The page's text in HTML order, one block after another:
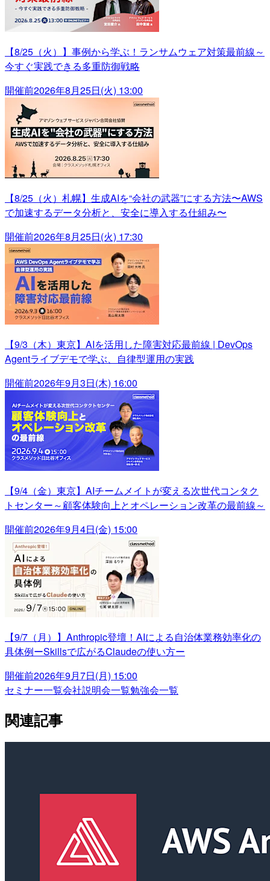
【8/25（火）】事例から学ぶ！ランサムウェア対策最前線～
今すぐ実践できる多重防御戦略
開催前2026年8月25日(火) 13:00
【8/25（火）札幌】生成AIを“会社の武器”にする方法〜AWS
で加速するデータ分析と、安全に導入する仕組み〜
開催前2026年8月25日(火) 17:30
【9/3（木）東京】AIを活用した障害対応最前線 | DevOps
Agentライブデモで学ぶ、自律型運用の実践
開催前2026年9月3日(木) 16:00
【9/4（金）東京】AIチームメイトが変える次世代コンタク
トセンター～顧客体験向上とオペレーション改革の最前線～
開催前2026年9月4日(金) 15:00
【9/7（月）】Anthropic登壇！AIによる自治体業務効率化の
具体例ーSkillsで広がるClaudeの使い方ー
開催前2026年9月7日(月) 15:00
セミナー一覧会社説明会一覧勉強会一覧
関連記事